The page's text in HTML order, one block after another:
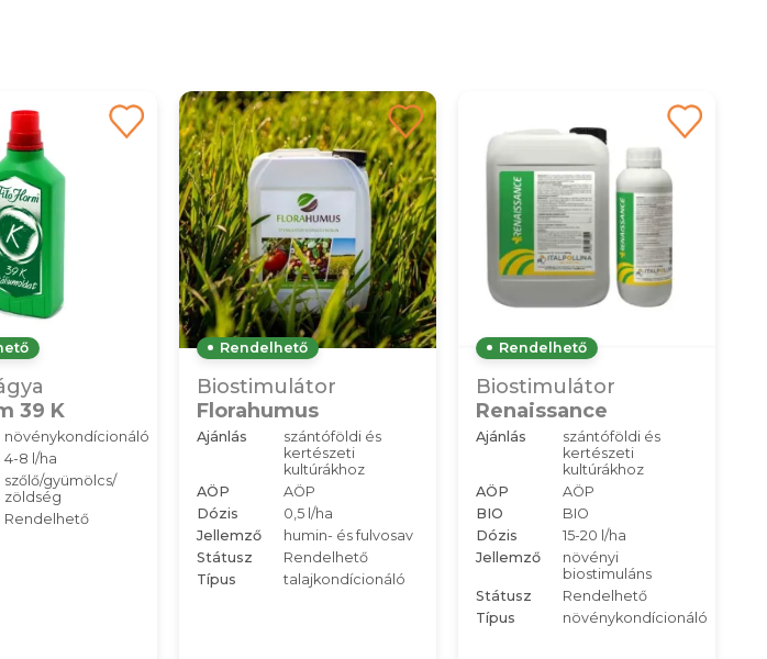
39 K
növénykondícionáló
4-8 l/ha
szőlő/gyümölcs/
zöldség
Rendelhető
Rendelhető
Biostimulátor
Florahumus
Ajánlás
szántóföldi és
kertészeti
kultúrákhoz
AÖP
AÖP
Dózis
0,5 l/ha
Jellemző
humin- és fulvosav
Státusz
Rendelhető
Típus
talajkondícionáló
Rendelhető
Biostimulátor
Renaissance
Ajánlás
szántóföldi és
kertészeti
kultúrákhoz
AÖP
AÖP
BIO
BIO
Dózis
15-20 l/ha
Jellemző
növényi
biostimuláns
Státusz
Rendelhető
Típus
növénykondícionáló